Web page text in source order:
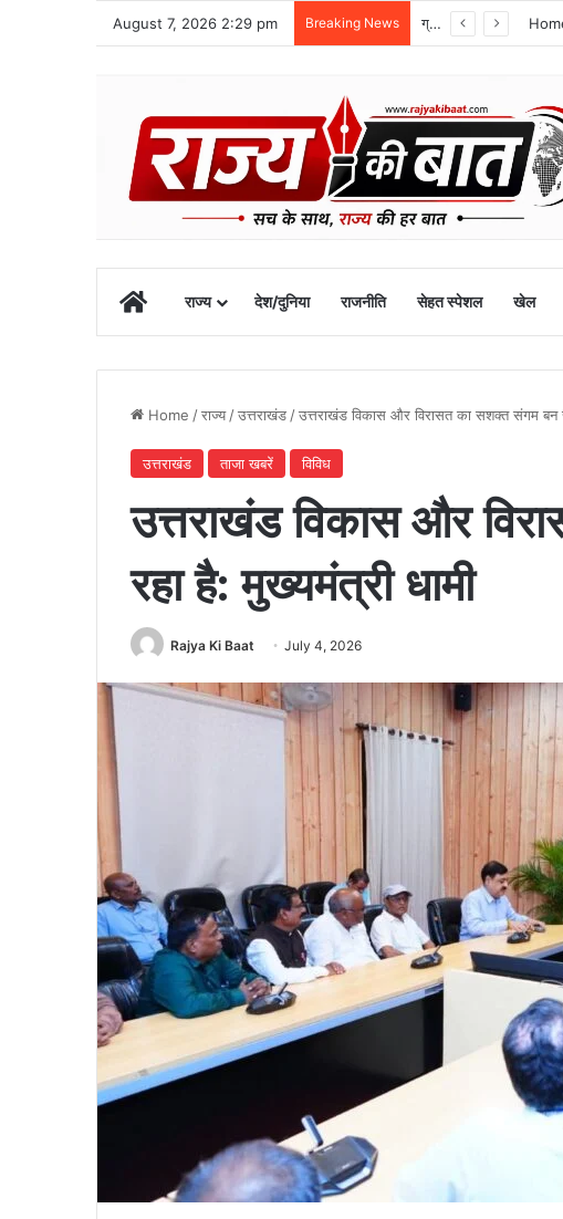
August 7, 2026 2:29 pm Breaking News ग्राफिक एरा को बड़ी सफलता, एनएमसी ने 250 एमबीबीएस सीटों को दी मंजूरी
Homeराज्य देश/दुनिया राजनीति सेहत स्पेशल खेल
Home /राज्य /उत्तराखंड /उत्तराखंड विकास और विरासत का सशक्त संगम बन
उत्तराखंड ताजा खबरें विविध
उत्तराखंड विकास और
रहा है: मुख्यमंत्री धामी
Rajya Ki Baat July 4, 2026